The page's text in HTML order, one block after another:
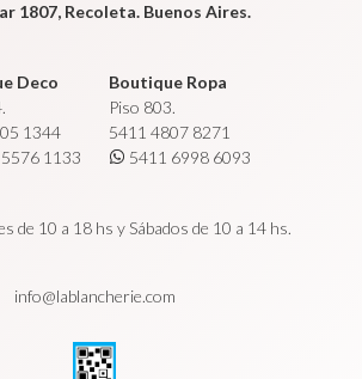
1807, Recoleta. Buenos Aires.
Deco
1344
1133
Boutique Ropa
Piso 803.
5411 4807 8271
5411 6998 6093
de 10 a 18 hs y Sábados de 10 a 14 hs.
info@lablancherie.com